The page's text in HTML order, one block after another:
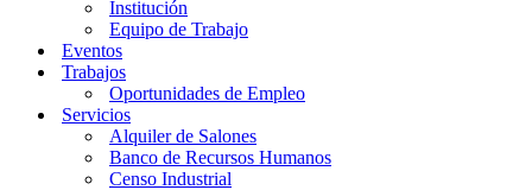
Institución
Equipo de Trabajo
Eventos
Trabajos
Oportunidades de Empleo
Servicios
Alquiler de Salones
Banco de Recursos Humanos
Censo Industrial